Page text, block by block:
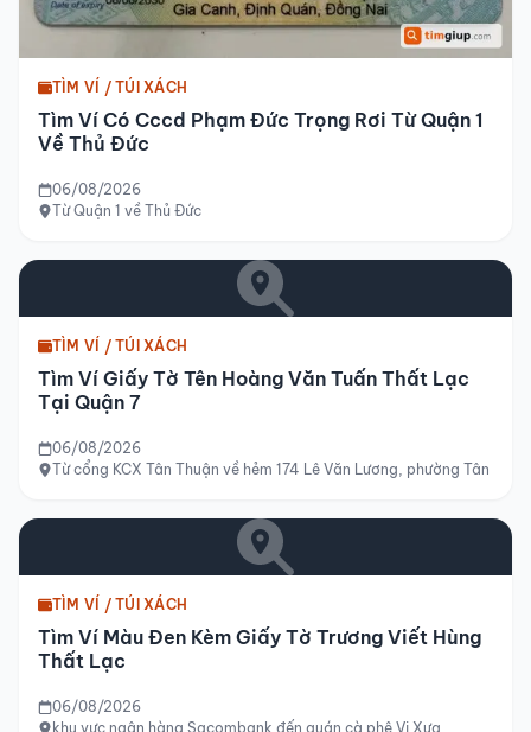
TÌM VÍ / TÚI XÁCH
Tìm Ví Có Cccd Phạm Đức Trọng Rơi Từ Quận 1
Về Thủ Đức
06/08/2026
Từ Quận 1 về Thủ Đức
TÌM VÍ / TÚI XÁCH
Tìm Ví Giấy Tờ Tên Hoàng Văn Tuấn Thất Lạc
Tại Quận 7
06/08/2026
Từ cổng KCX Tân Thuận về hẻm 174 Lê Văn Lương, phường Tân
TÌM VÍ / TÚI XÁCH
Tìm Ví Màu Đen Kèm Giấy Tờ Trương Viết Hùng
Thất Lạc
06/08/2026
khu vực ngân hàng Sacombank đến quán cà phê Vị Xưa